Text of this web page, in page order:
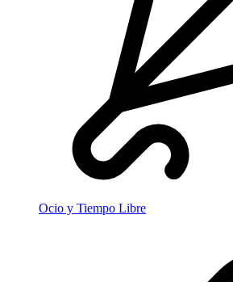
Ocio y Tiempo Libre